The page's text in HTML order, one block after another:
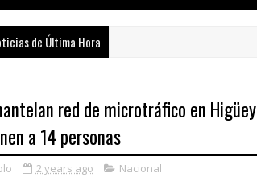
de Última Hora
red de microtráfico en
a 14 personas
2 years ago Nacional